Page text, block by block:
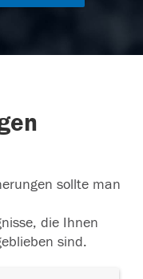
sollte man
die Ihnen
sind.